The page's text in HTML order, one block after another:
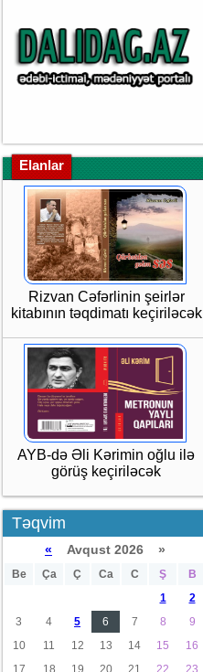
Elanlar
Rizvan Cəfərlinin şeirlər
kitabının təqdimatı keçiriləcək
AYB-də Əli Kərimin oğlu ilə
görüş keçiriləcək
Təqvim
« Avqust 2026 »
Be Ça Ç Ca C Ş
B
1
2
3
4 5 6 7 8
9
10
11 12 13 14 15
16
17
18 19 20 21 22
23